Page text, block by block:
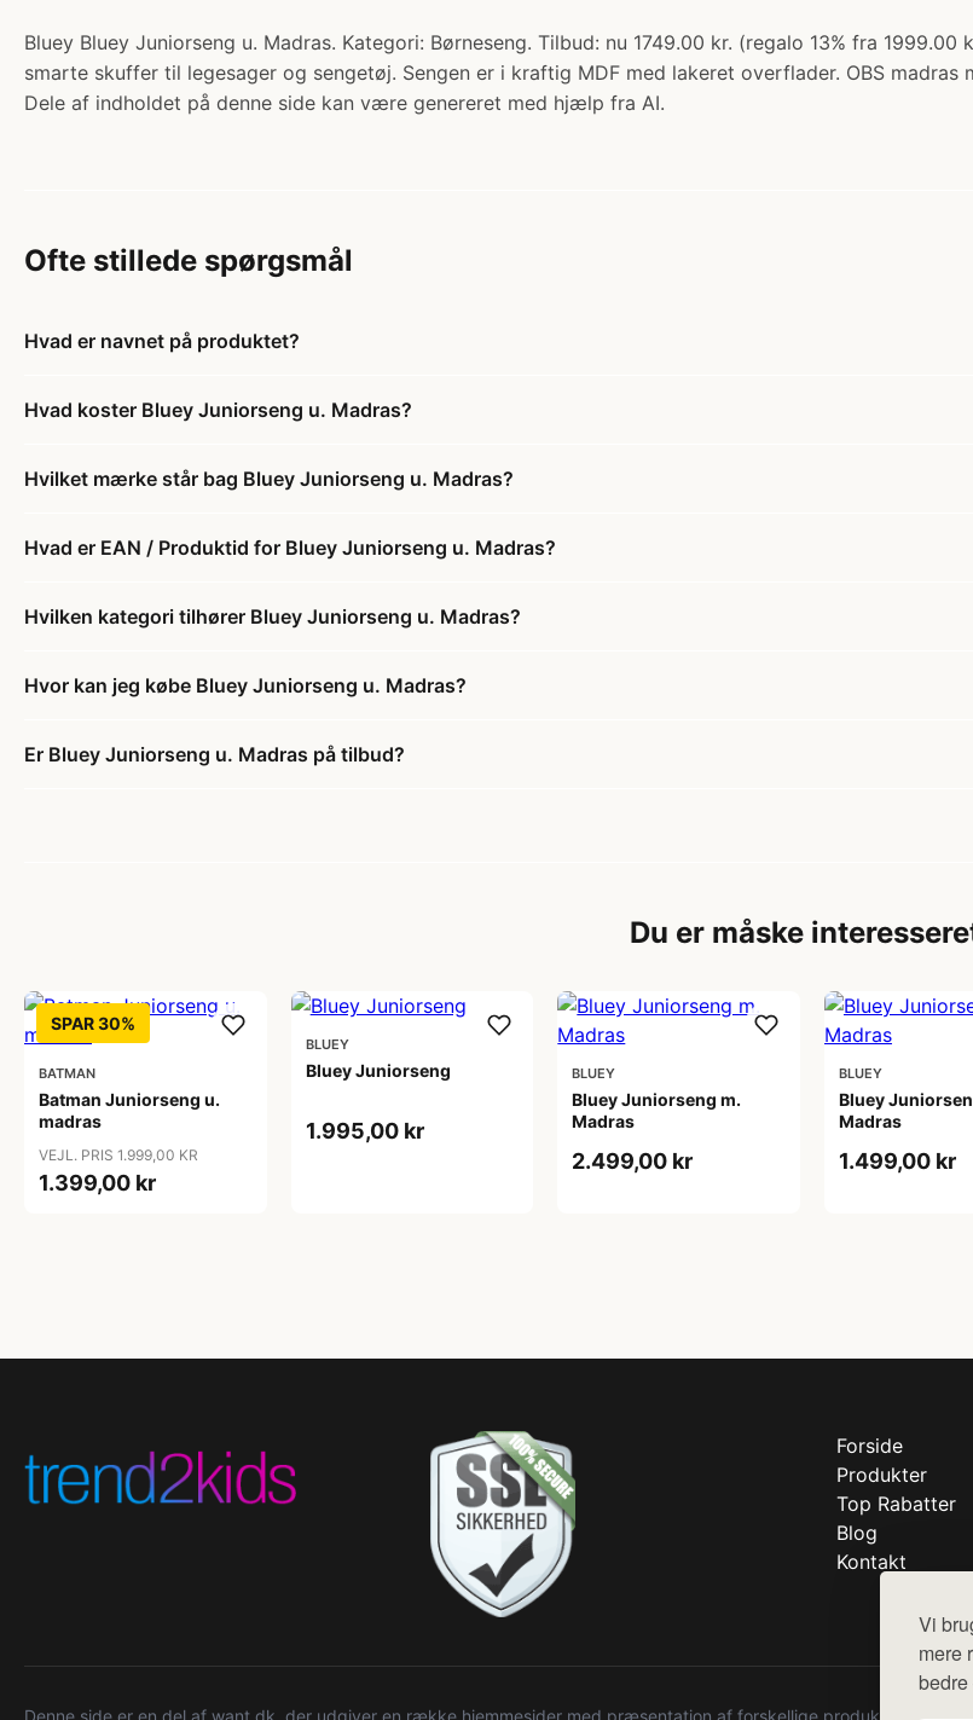
Vi
mere
Bluey Bluey Juniorseng u. Madras. Kategori: Børneseng. Tilbud: nu 1749.00 kr. (regalo 13% fra
smarte skuffer til legesager og sengetøj. Sengen er i kraftig MDF med lakeret overflader. OBS madras
Dele af indholdet på denne side kan være genereret med hjælp fra AI.
Ofte stillede spørgsmål
Hvad er navnet på produktet?
Hvad koster Bluey Juniorseng u. Madras?
Hvilket mærke står bag Bluey Juniorseng u. Madras?
Hvad er EAN / Produktid for Bluey Juniorseng u. Madras?
Hvilken kategori tilhører Bluey Juniorseng u. Madras?
Hvor kan jeg købe Bluey Juniorseng u. Madras?
Er Bluey Juniorseng u. Madras på tilbud?
Du er måske
SPAR 30%
BATMAN
Batman Juniorseng u.
madras
VEJL. PRIS 1.999,00 KR
1.399,00 kr
BLUEY
Bluey Juniorseng
1.995,00 kr
BLUEY
Bluey Juniorseng m.
Madras
2.499,00 kr
BLUEY
Bluey
Madras
1.499,00 kr
Forside
Produkter
Top Rabatter
Blog
Kontakt